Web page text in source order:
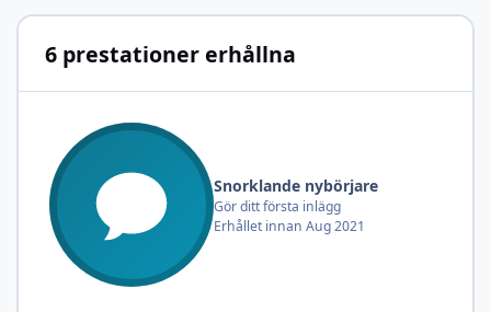
6 prestationer erhållna
Snorklande nybörjare
Gör ditt första inlägg
Erhållet innan Aug 2021